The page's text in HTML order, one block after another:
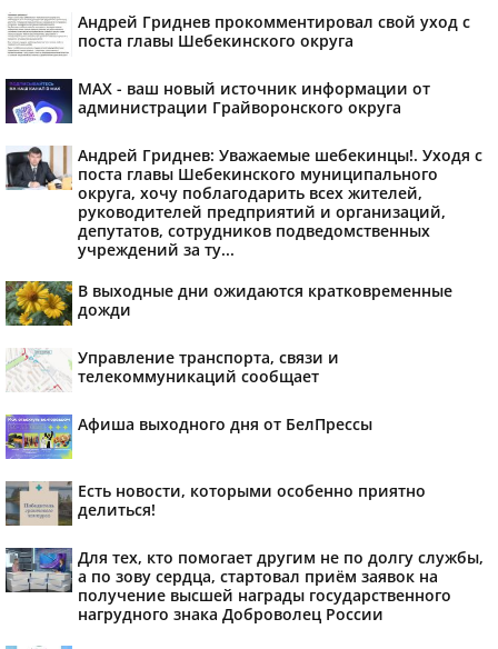
Андрей Гриднев прокомментировал свой уход с
поста главы Шебекинского округа
MAX - ваш новый источник информации от
администрации Грайворонского округа
Андрей Гриднев: Уважаемые шебекинцы!. Уходя с
поста главы Шебекинского муниципального
округа, хочу поблагодарить всех жителей,
руководителей предприятий и организаций,
депутатов, сотрудников подведомственных
учреждений за ту...
В выходные дни ожидаются кратковременные
дожди
Управление транспорта, связи и
телекоммуникаций сообщает
Афиша выходного дня от БелПрессы
Есть новости, которыми особенно приятно
делиться!
Для тех, кто помогает другим не по долгу службы,
а по зову сердца, стартовал приём заявок на
получение высшей награды государственного
нагрудного знака Доброволец России